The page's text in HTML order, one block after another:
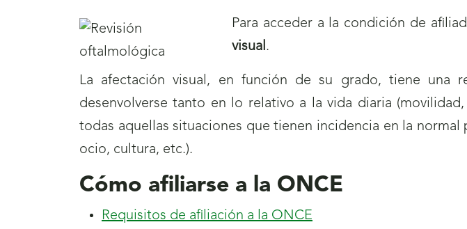
Para acceder a la condición de
visual.
La afectación visual, en función de su grado, tiene una
desenvolverse tanto en lo relativo a la vida diaria
todas aquellas situaciones que tienen incidencia en la
ocio, cultura, etc.).
Cómo afiliarse a la ONCE
Requisitos de afiliación a la ONCE